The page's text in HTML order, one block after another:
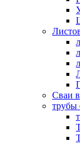
Сваи
трубы